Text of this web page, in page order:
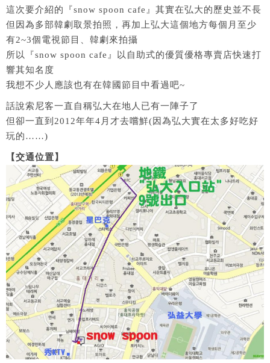
這次要介紹的『snow spoon cafe』其實在弘大的歷史並不長
但因為多部韓劇取景拍照，再加上弘大這個地方每個月至少
有2~3個電視節目、韓劇來拍攝
所以『snow spoon cafe』以自助式的優質優格專賣店快速打
響其知名度
我想不少人應該也有在韓國節目中看過吧~
話說索尼客一直自稱弘大在地人已有一陣子了
但卻一直到2012年年4月才去嚐鮮(因為弘大實在太多好吃好
玩的……)
【交通位置】